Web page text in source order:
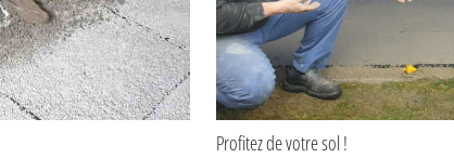
Profitez de votre sol !